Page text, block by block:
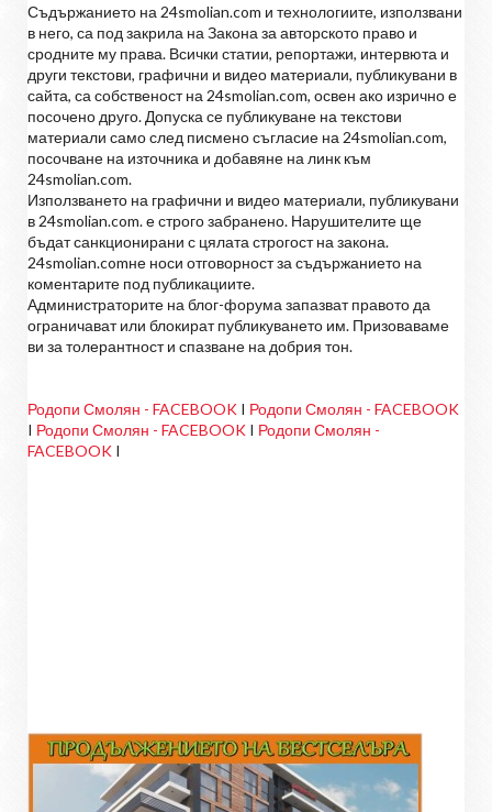
Съдържанието на 24smolian.com и технологиите, използвани
в него, са под закрила на Закона за авторското право и
сродните му права. Всички статии, репортажи, интервюта и
други текстови, графични и видео материали, публикувани в
сайта, са собственост на 24smolian.com, освен ако изрично е
посочено друго. Допуска се публикуване на текстови
материали само след писмено съгласие на 24smolian.com,
посочване на източника и добавяне на линк към
24smolian.com.
Използването на графични и видео материали, публикувани
в 24smolian.com. е строго забранено. Нарушителите ще
бъдат санкционирани с цялата строгост на закона.
24smolian.comне носи отговорност за съдържанието на
коментарите под публикациите.
Администраторите на блог-форума запазват правото да
ограничават или блокират публикуването им. Призоваваме
ви за толерантност и спазване на добрия тон.
Родопи Смолян - FACEBOOK I Родопи Смолян - FACEBOOK
I Родопи Смолян - FACEBOOK I Родопи Смолян -
FACEBOOK I